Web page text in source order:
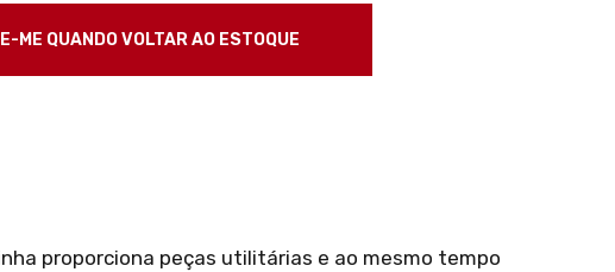
proporciona peças utilitárias e ao mesmo tempo